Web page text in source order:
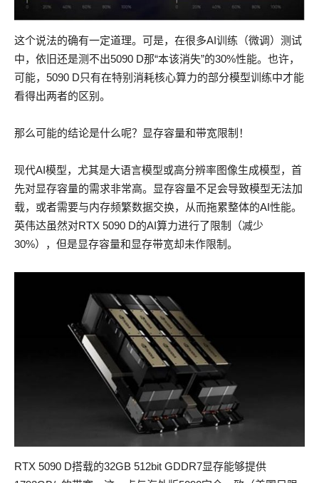
这个说法的确有一定道理。可是，在很多AI训练（微调）测试
中，依旧还是测不出5090 D那“本该消失”的30%性能。也许，
可能，5090 D只有在特别消耗核心算力的部分模型训练中才能
看得出两者的区别。
那么可能的结论是什么呢？显存容量和带宽限制！
现代AI模型，尤其是大语言模型或高分辨率图像生成模型，首
先对显存容量的需求非常高。显存容量不足会导致模型无法加
载，或者需要与内存频繁数据交换，从而拖累整体的AI性能。
英伟达虽然对RTX 5090 D的AI算力进行了限制（减少
30%），但是显存容量和显存带宽却未作限制。
RTX 5090 D搭载的32GB 512bit GDDR7显存能够提供